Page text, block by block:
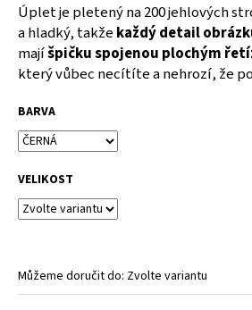
Úplet je pletený na 200 jehlových
a hladký, takžekaždý detail
majíšpičku spojenou plochým
který vůbec necítíte a nehrozí, že
BARVA
VELIKOST
Můžeme doručit do: Zvolte variantu
HLEDAT
o
p
o
r
u
č
e
m